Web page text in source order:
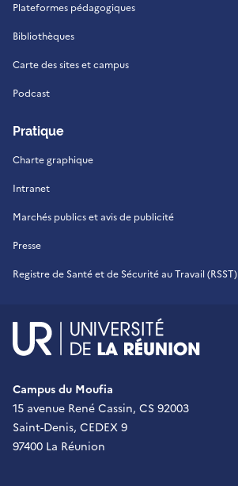
Plateformes pédagogiques
Bibliothèques
Carte des sites et campus
Podcast
Pratique
Charte graphique
Intranet
Marchés publics et avis de publicité
Presse
Registre de Santé et de Sécurité au Travail (RSST)
Campus du Moufia
15 avenue René Cassin, CS 92003
Saint-Denis, CEDEX 9
97400 La Réunion